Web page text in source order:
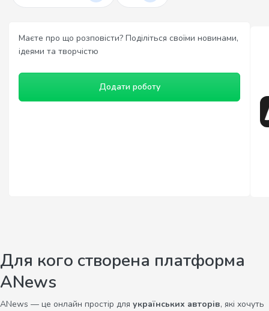
Маєте про що розповісти? Поділіться своїми новинами,
ідеями та творчістю
Додати роботу
Для кого створена платформа
ANews
ANews — це онлайн простір для українських авторів, які хочуть